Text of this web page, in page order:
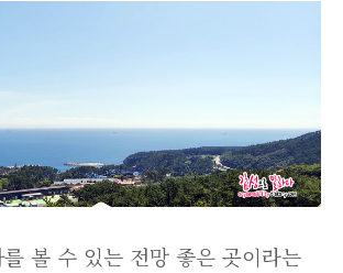
볼 수 있는 전망 좋은 곳이라는